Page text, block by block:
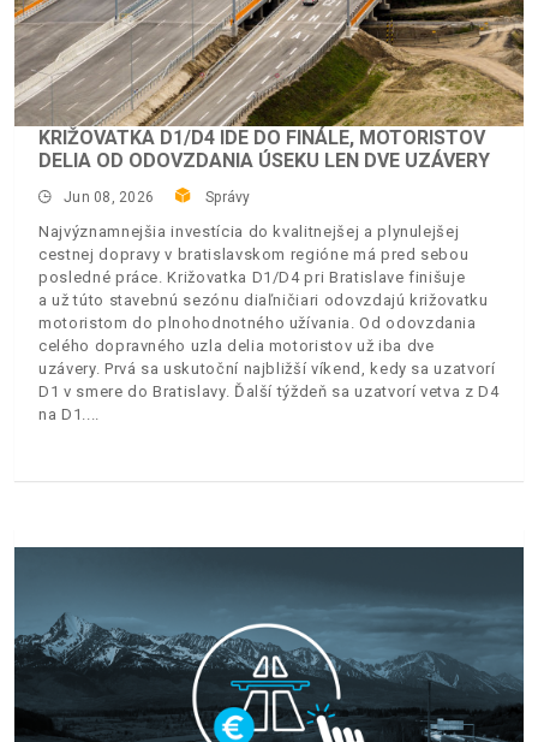
KRIŽOVATKA D1/D4 IDE DO FINÁLE, MOTORISTOV
DELIA OD ODOVZDANIA ÚSEKU LEN DVE UZÁVERY
Jun 08, 2026 Správy
Najvýznamnejšia investícia do kvalitnejšej a plynulejšej
cestnej dopravy v bratislavskom regióne má pred sebou
posledné práce. Križovatka D1/D4 pri Bratislave finišuje
a už túto stavebnú sezónu diaľničiari odovzdajú križovatku
motoristom do plnohodnotného užívania. Od odovzdania
celého dopravného uzla delia motoristov už iba dve
uzávery. Prvá sa uskutoční najbližší víkend, kedy sa uzatvorí
D1 v smere do Bratislavy. Ďalší týždeň sa uzatvorí vetva z D4
na D1.